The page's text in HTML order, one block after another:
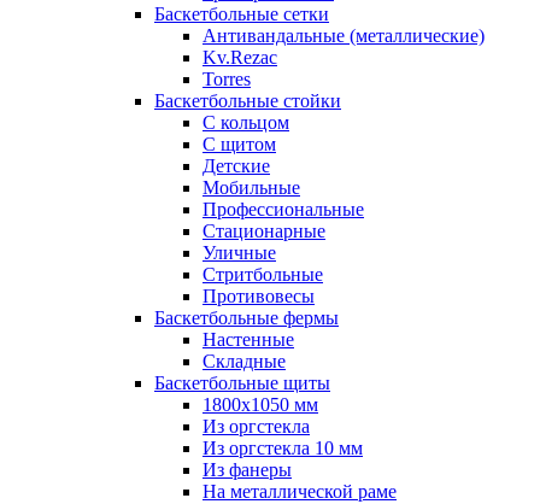
Баскетбольные сетки
Антивандальные (металлические)
Kv.Rezac
Torres
Баскетбольные стойки
С кольцом
С щитом
Детские
Мобильные
Профессиональные
Стационарные
Уличные
Стритбольные
Противовесы
Баскетбольные фермы
Настенные
Складные
Баскетбольные щиты
1800х1050 мм
Из оргстекла
Из оргстекла 10 мм
Из фанеры
На металлической раме